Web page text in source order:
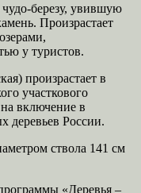
березу, увившую
Произрастает
у туристов.
произрастает в
участкового
включение в
деревьев России.
ствола 141 см
«Деревья –